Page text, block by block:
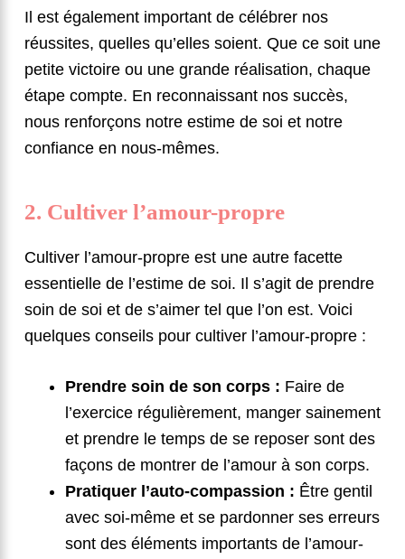
Il est également important de célébrer nos
réussites, quelles qu’elles soient. Que ce soit une
petite victoire ou une grande réalisation, chaque
étape compte. En reconnaissant nos succès,
nous renforçons notre estime de soi et notre
confiance en nous-mêmes.
2. Cultiver l’amour-propre
Cultiver l’amour-propre est une autre facette
essentielle de l’estime de soi. Il s’agit de prendre
soin de soi et de s’aimer tel que l’on est. Voici
quelques conseils pour cultiver l’amour-propre :
Prendre soin de son corps : Faire de
l’exercice régulièrement, manger sainement
et prendre le temps de se reposer sont des
façons de montrer de l’amour à son corps.
Pratiquer l’auto-compassion : Être gentil
avec soi-même et se pardonner ses erreurs
sont des éléments importants de l’amour-